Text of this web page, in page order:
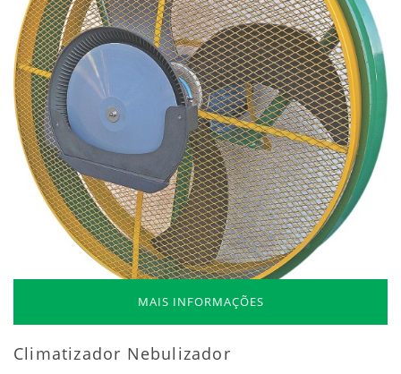
MAIS INFORMAÇÕES
Climatizador Nebulizador